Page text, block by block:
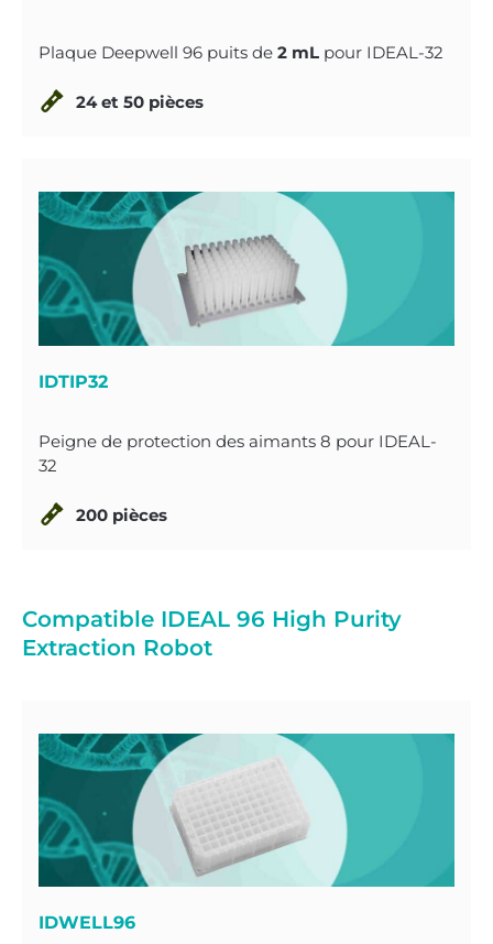
Plaque Deepwell 96 puits de 2 mL pour IDEAL-32
24 et 50 pièces
IDTIP32
Peigne de protection des aimants 8 pour IDEAL-
32
200 pièces
Compatible IDEAL 96 High Purity
Extraction Robot
IDWELL96